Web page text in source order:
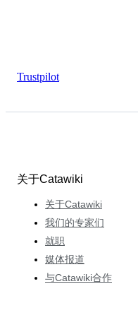
Trustpilot
关于Catawiki
关于Catawiki
我们的专家们
就职
媒体报道
与Catawiki合作